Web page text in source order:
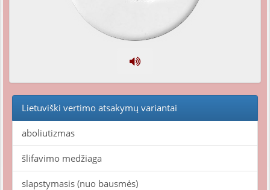
Lietuviški vertimo atsakymų variantai
aboliutizmas
šlifavimo medžiaga
slapstymasis (nuo bausmės)